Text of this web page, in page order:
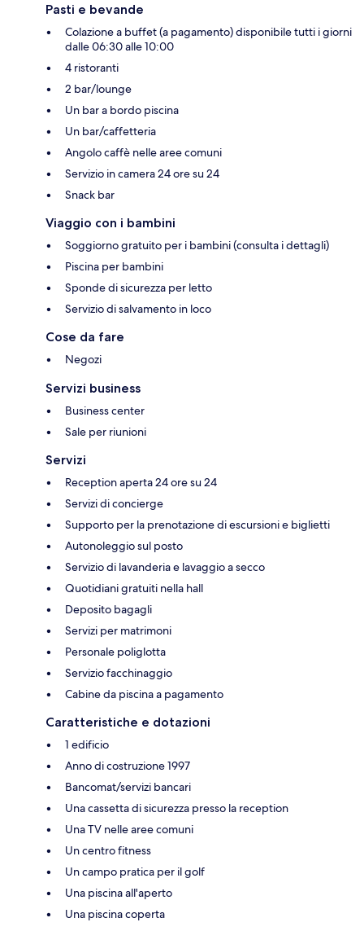
Pasti e bevande
Colazione a buffet (a pagamento) disponibile tutti i giorni
dalle 06:30 alle 10:00
4 ristoranti
2 bar/lounge
Un bar a bordo piscina
Un bar/caffetteria
Angolo caffè nelle aree comuni
Servizio in camera 24 ore su 24
Snack bar
Viaggio con i bambini
Soggiorno gratuito per i bambini (consulta i dettagli)
Piscina per bambini
Sponde di sicurezza per letto
Servizio di salvamento in loco
Cose da fare
Negozi
Servizi business
Business center
Sale per riunioni
Servizi
Reception aperta 24 ore su 24
Servizi di concierge
Supporto per la prenotazione di escursioni e biglietti
Autonoleggio sul posto
Servizio di lavanderia e lavaggio a secco
Quotidiani gratuiti nella hall
Deposito bagagli
Servizi per matrimoni
Personale poliglotta
Servizio facchinaggio
Cabine da piscina a pagamento
Caratteristiche e dotazioni
1 edificio
Anno di costruzione 1997
Bancomat/servizi bancari
Una cassetta di sicurezza presso la reception
Una TV nelle aree comuni
Un centro fitness
Un campo pratica per il golf
Una piscina all'aperto
Una piscina coperta